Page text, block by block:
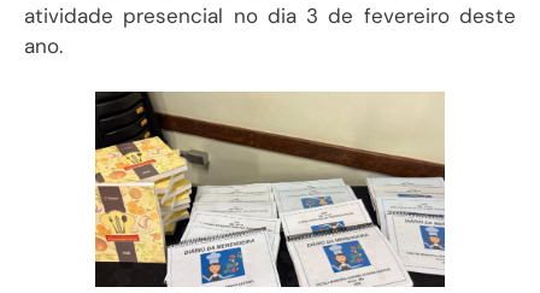
atividade presencial no dia 3 de fevereiro deste
ano.